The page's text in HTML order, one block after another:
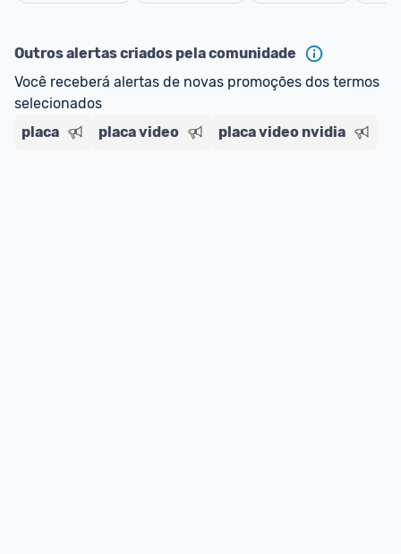
Outros alertas criados pela comunidade
Você receberá alertas de novas promoções dos termos
selecionados
placa
placa video placa video nvidia